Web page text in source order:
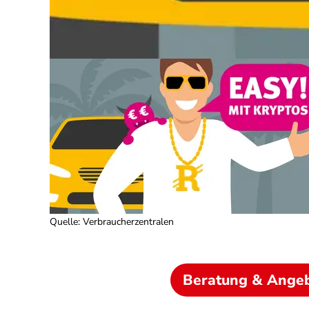
Quelle: Verbraucherzentralen
Beratung &